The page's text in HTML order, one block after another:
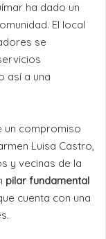
ha dado un
El local
se
así a una
un compromiso
Luisa Castro,
y vecinas de la
pilar fundamental
cuenta con una